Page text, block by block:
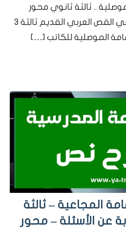
.. ثالثة ثانوي محور
محور الفكاهة والهزل في القص العربي القديم ثالثة 3
الموصلية للكاتب […]
المجاعية – ثالثة
عن الأسئلة – محور